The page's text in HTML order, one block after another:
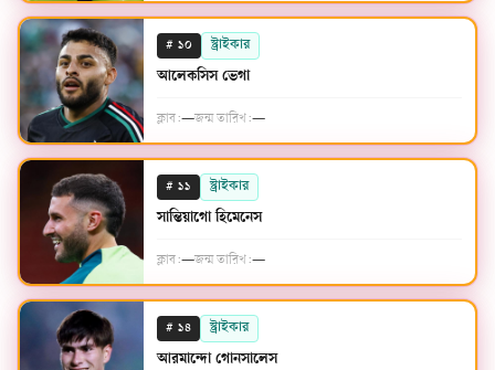
# ১০ স্ট্রাইকার
আলেকসিস ভেগা
ক্লাব:—জন্ম তারিখ:—
# ১১ স্ট্রাইকার
সান্তিয়াগো হিমেনেস
ক্লাব:—জন্ম তারিখ:—
# ১৪ স্ট্রাইকার
আরমান্দো গোনসালেস